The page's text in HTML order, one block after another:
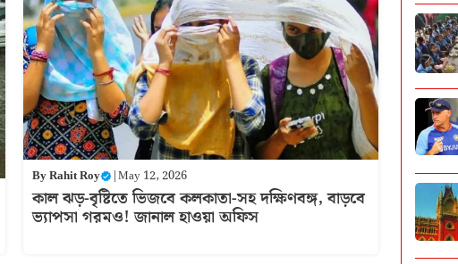
ByRahit Roy |May 12, 2026
কাল ঝড়-বৃষ্টিতে ভিজবে কলকাতা-সহ দক্ষিণবঙ্গ, বাড়বে
ভ্যাপসা গরমও! জানাল হাওয়া অফিস